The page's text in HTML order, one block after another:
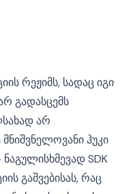
რეჟიმს, სადაც იგი
გადასცემს
არ
ჰუკი
SDK
გაშვებისას, რაც